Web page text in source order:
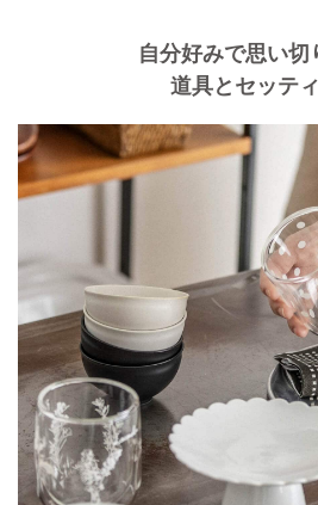
自分好みで思い切
道具とセッテ